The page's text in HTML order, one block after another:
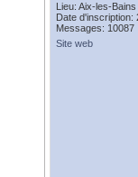
Lieu: Aix-les-Bains
Date d'inscription:
Messages: 10087
Site web